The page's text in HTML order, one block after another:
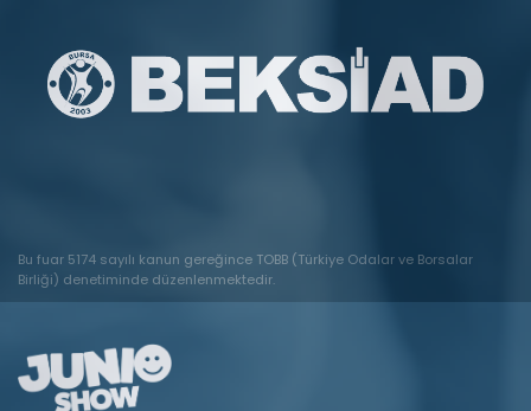
Bu fuar 5174 sayılı kanun gereğince TOBB (Türkiye Odalar ve Borsalar
Birliği) denetiminde düzenlenmektedir.